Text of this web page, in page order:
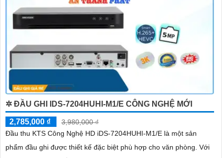
✲ ĐẦU GHI IDS-7204HUHI-M1/E CÔNG NGHỆ MỚI
2,785,000 ₫
3,980,000 ₫
Đầu thu KTS Công Nghệ HD iDS-7204HUHI-M1/E là một sản
phẩm đầu ghi được thiết kế đặc biệt phù hợp cho văn phòng. Với